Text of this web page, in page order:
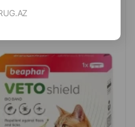
И КОТЯТ ПРОТИВ БЛОХ